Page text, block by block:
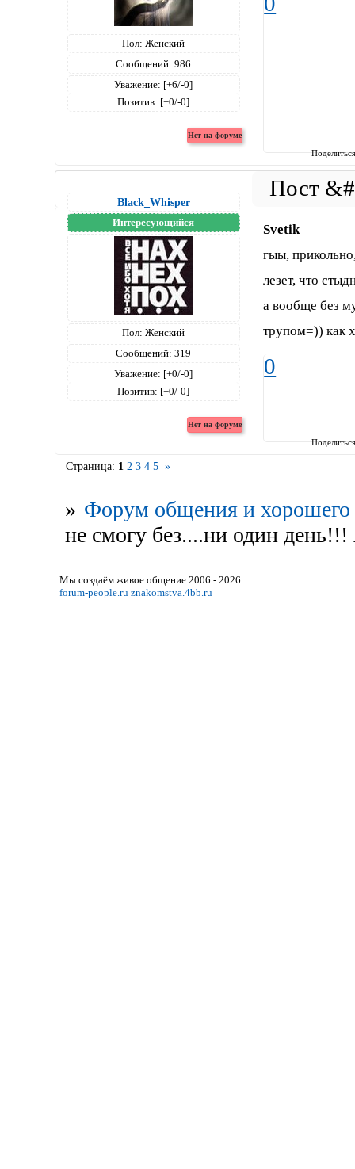
Пол: Женский
Сообщений: 986
Уважение: [+6/-0]
Позитив: [+0/-0]
Black_Whisper
Интересующийся
Пол: Женский
Сообщений: 319
Уважение: [+0/-0]
Позитив: [+0/-0]
Svetik
гыы,
лезет, что
а вообще без
трупом=)) как
0
Страница: 1 2 3 4 5 »
» Форум общения и хорошего
не смогу без....ни один
Мы создаём живое общение 2006 - 2026
forum-people.ru znakomstva.4bb.ru